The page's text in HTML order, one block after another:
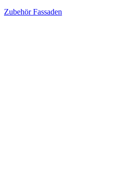
Zubehör Fassaden